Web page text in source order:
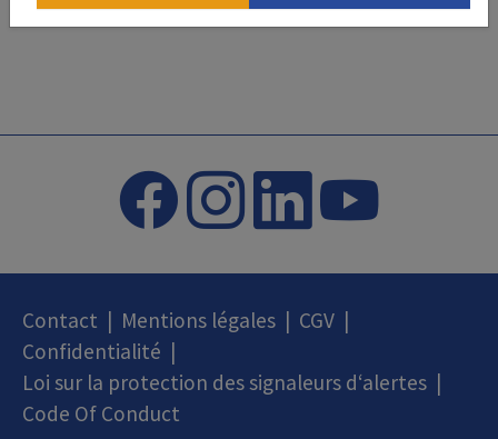
Contact Mentions légales CGV
Confidentialité
Loi sur la protection des signaleurs d‘alertes
Code Of Conduct